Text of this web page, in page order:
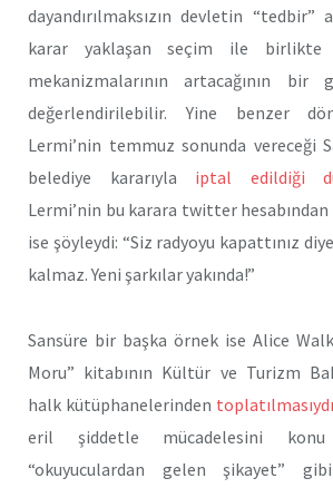
dayandırılmaksızın devletin “tedbir”
karar yaklaşan seçim ile birlikte
mekanizmalarının artacağının bir
değerlendirilebilir. Yine benzer
Lermi’nin temmuz sonunda vereceği
belediye kararıyla iptal edildiği
Lermi’nin bu karara twitter
ise şöyleydi: “Siz radyoyu kapattınız
kalmaz. Yeni şarkılar yakında!”
Sansüre bir başka örnek ise Alice
Moru” kitabının Kültür ve Turizm
halk kütüphanelerinden toplatılmasıydı
eril şiddetle mücadelesini
“okuyuculardan gelen şikayet”